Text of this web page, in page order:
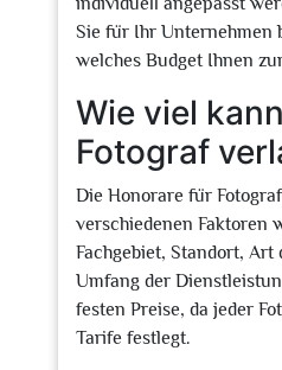
Sie für Ihr Unternehmen
welches Budget Ihnen
Wie viel
Fotograf
Die Honorare für
verschiedenen Faktoren
Fachgebiet, Standort, Art
Umfang der
festen Preise, da jeder
Tarife festlegt.